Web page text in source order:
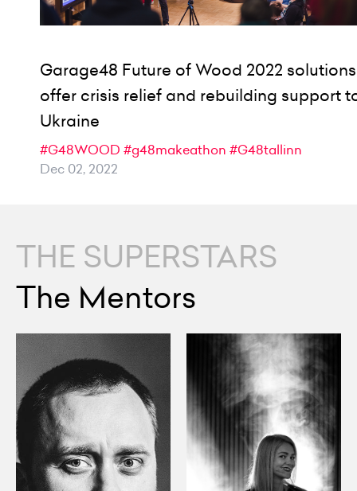
Garage48 Future of Wood 2022 solutions
offer crisis relief and rebuilding support
Ukraine
#G48WOOD #g48makeathon #G48tallinn
Dec 02, 2022
THE SUPERSTARS
The Mentors